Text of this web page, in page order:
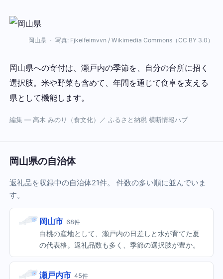
岡山県 ・ 写真: Fjkelfeimvvn / Wikimedia Commons（CC BY 3.0）
岡山県への寄付は、瀬戸内の季節を、自分の台所に招く
選択肢。米や野菜も含めて、年間を通じて食卓を支える
県として機能します。
編集 — 高木 みのり（食文化）／ ふるさと納税 横断情報ハブ
岡山県の自治体
返礼品を収録中の自治体21件。 件数の多い順に並んでいま
す。
岡山市 68件
白桃の産地として、瀬戸内の日差しと水が育てた夏
の代表格。返礼品数も多く、季節の選択肢が豊か。
瀬戸内市 45件